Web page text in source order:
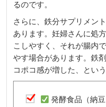
るのです。
さらに、鉄分サプリメン
あります。妊婦さんに処
こしやすく、それが腸内
やす場合があります。鉄
コポコ感が増した、とい
発酵食品（納